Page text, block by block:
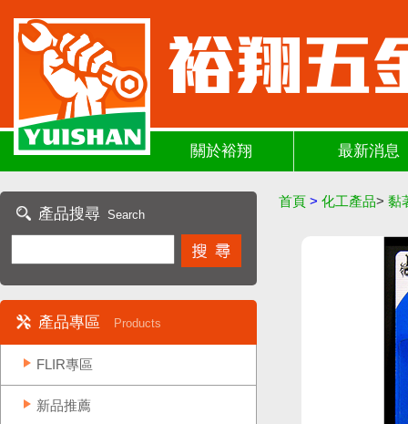
關於裕翔 最新消息
產品搜尋 Search
產品專區 Products
FLIR專區
新品推薦
首頁 > 化工產品> 黏